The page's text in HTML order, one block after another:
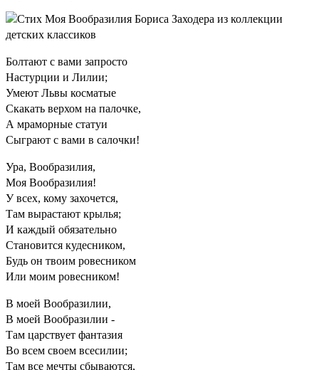
Болтают с вами запросто
Настурции и Лилии;
Умеют Львы косматые
Скакать верхом на палочке,
А мраморные статуи
Сыграют с вами в салочки!
Ура, Вообразилия,
Моя Вообразилия!
У всех, кому захочется,
Там вырастают крылья;
И каждый обязательно
Становится кудесником,
Будь он твоим ровесником
Или моим ровесником!
В моей Вообразилии,
В моей Вообразилии -
Там царствует фантазия
Во всем своем всесилии;
Там все мечты сбываются,